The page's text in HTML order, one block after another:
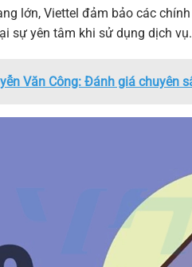
lớn, Viettel đảm bảo các
sự yên tâm khi sử dụng dịch vụ.
Văn Công: Đánh giá chuyên